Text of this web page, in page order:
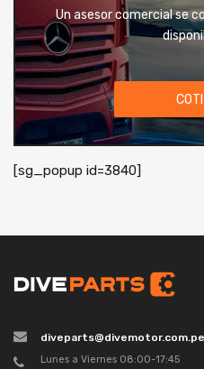
Un asesor comercial se
[sg_popup id=3840]
diveparts@divemotor.com.pe
Lunes a Viernes 08:00-17:45